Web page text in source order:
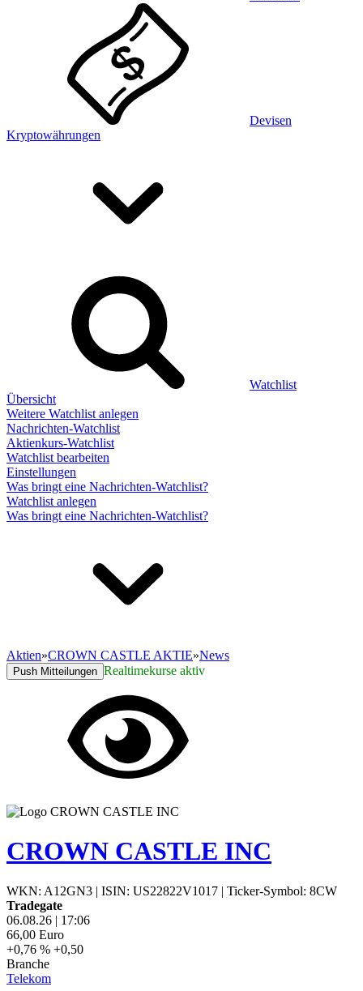
Devisen
Kryptowährungen
Watchlist
Übersicht
Weitere Watchlist anlegen
Nachrichten-Watchlist
Aktienkurs-Watchlist
Watchlist bearbeiten
Einstellungen
Was bringt eine Nachrichten-Watchlist?
Watchlist anlegen
Was bringt eine Nachrichten-Watchlist?
Aktien»CROWN CASTLE AKTIE»News
Push Mitteilungen Realtimekurse aktiv
CROWN CASTLE INC
WKN: A12GN3 | ISIN: US22822V1017 | Ticker-Symbol: 8CW
Tradegate
06.08.26 | 17:06
66,00 Euro
+0,76 % +0,50
Branche
Telekom